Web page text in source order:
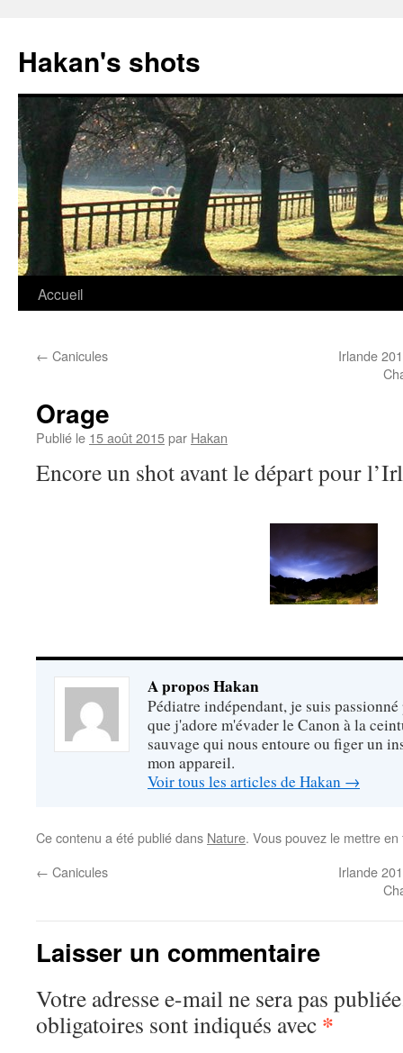
contenu
Hakan's shots
Accueil
← Canicules
Irlande
Orage
Publié le 15 août 2015par Hakan
Encore un shot avant le départ pour
A propos Hakan
Pédiatre indépendant, je suis
que j'adore m'évader le Canon à la
sauvage qui nous entoure ou figer un
mon appareil.
Voir tous les articles de Hakan →
Ce contenu a été publié dans Nature. Vous pouvez le mettre
← Canicules
Irlande
Laisser un commentaire
Votre adresse e-mail ne sera pas
obligatoires sont indiqués avec *